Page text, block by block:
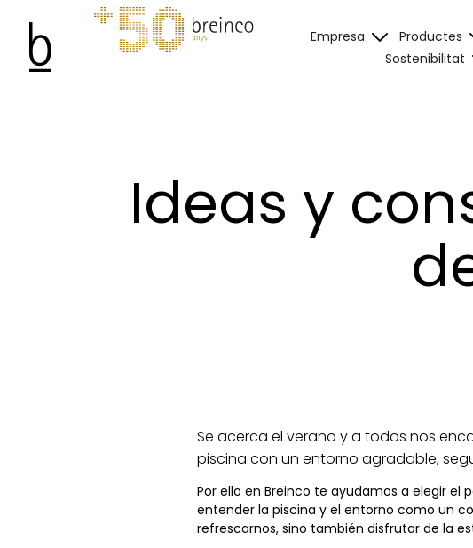
Empresa Productes
Sostenibilitat
Ideas y
Se acerca el verano y a todos nos
piscina con un entorno agradable,
Por ello en Breinco te ayudamos a elegir el
entender la piscina y el entorno como un
refrescarnos, sino también disfrutar de la